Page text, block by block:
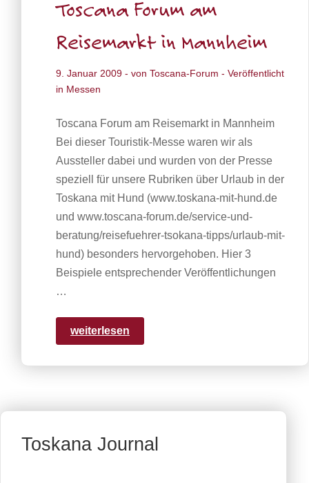
Toscana Forum am
Reisemarkt in Mannheim
9. Januar 2009 - von Toscana-Forum - Veröffentlicht
in Messen
Toscana Forum am Reisemarkt in Mannheim
Bei dieser Touristik-Messe waren wir als
Aussteller dabei und wurden von der Presse
speziell für unsere Rubriken über Urlaub in der
Toskana mit Hund (www.toskana-mit-hund.de
und www.toscana-forum.de/service-und-
beratung/reisefuehrer-tsokana-tipps/urlaub-mit-
hund) besonders hervorgehoben. Hier 3
Beispiele entsprechender Veröffentlichungen
…
weiterlesen
Toskana Journal